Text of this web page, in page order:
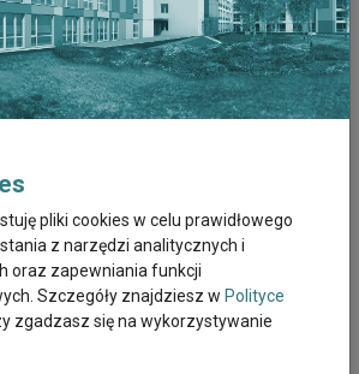
pliki cookies w celu prawidłowego
z narzędzi analitycznych i
oraz zapewniania funkcji
Szczegóły znajdziesz w Polityce
zgadzasz się na wykorzystywanie